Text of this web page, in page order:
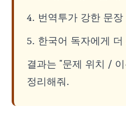
4. 번역투가 강한 문장
5. 한국어 독자에게
결과는 "문제 위치 /
정리해줘.